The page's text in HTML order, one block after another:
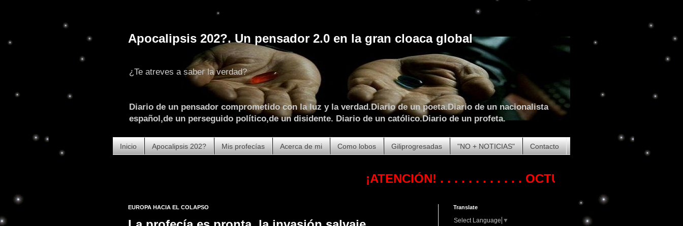
Apocalipsis 202?. Un pensador 2.0 en la gran cloaca global
¿Te atreves a saber la verdad?
Diario de un pensador comprometido con la luz y la verdad.Diario de un poeta.Diario de un nacionalista
español,de un perseguido político,de un disidente. Diario de un católico.Diario de un profeta.
Inicio Apocalipsis 202? Mis profecías Acerca de mi Como lobos Giliprogresadas "NO + NOTICIAS" Contacto
¡ATENCIÓN!. . . . . . . . . . . .OCTUBRE DE 2023. COMIENZA
EUROPA HACIA EL COLAPSO Translate
Select Language ▼